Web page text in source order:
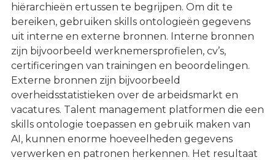
hiërarchieën ertussen te begrijpen. Om dit te
bereiken, gebruiken skills ontologieën gegevens
uit interne en externe bronnen. Interne bronnen
zijn bijvoorbeeld werknemersprofielen, cv’s,
certificeringen van trainingen en beoordelingen.
Externe bronnen zijn bijvoorbeeld
overheidsstatistieken over de arbeidsmarkt en
vacatures. Talent management platformen die een
skills ontologie toepassen en gebruik maken van
AI, kunnen enorme hoeveelheden gegevens
verwerken en patronen herkennen. Het resultaat